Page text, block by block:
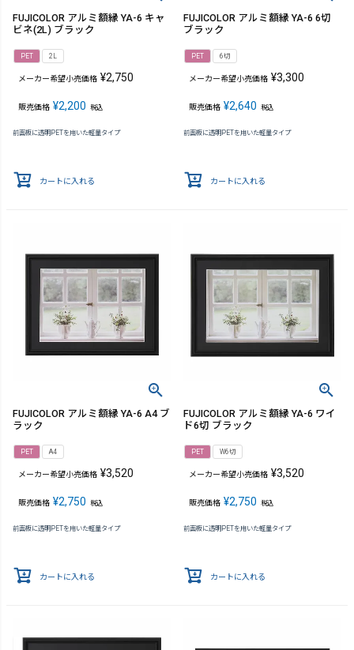
FUJICOLOR アルミ額縁 YA-6 キャ
ビネ(2L) ブラック
PET 2L
メーカー希望小売価格 ¥2,750
販売価格 ¥2,200 税込
前面板に透明PETを用いた軽量タイプ
カートに入れる
FUJICOLOR アルミ額縁 YA-6 6切
ブラック
PET 6切
メーカー希望小売価格 ¥3,300
販売価格 ¥2,640 税込
前面板に透明PETを用いた軽量タイプ
カートに入れる
FUJICOLOR アルミ額縁 YA-6 A4 ブ
ラック
PET A4
メーカー希望小売価格 ¥3,520
販売価格 ¥2,750 税込
前面板に透明PETを用いた軽量タイプ
カートに入れる
FUJICOLOR アルミ額縁 YA-6 ワイ
ド6切 ブラック
PET W6切
メーカー希望小売価格 ¥3,520
販売価格 ¥2,750 税込
前面板に透明PETを用いた軽量タイプ
カートに入れる